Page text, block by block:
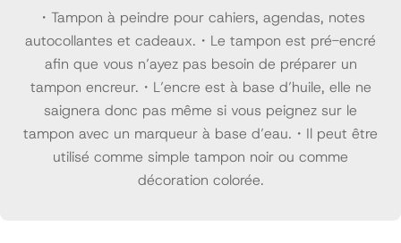
・Tampon à peindre pour cahiers, agendas, notes
autocollantes et cadeaux.・Le tampon est pré-encré
afin que vous n’ayez pas besoin de préparer un
tampon encreur.・L’encre est à base d’huile, elle ne
saignera donc pas même si vous peignez sur le
tampon avec un marqueur à base d’eau.・Il peut être
utilisé comme simple tampon noir ou comme
décoration colorée.